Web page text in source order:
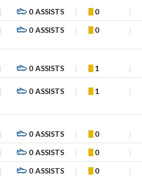
0 ASSISTS 0
0 ASSISTS 0
0 ASSISTS 1
0 ASSISTS 1
0 ASSISTS 0
0 ASSISTS 0
0 ASSISTS 0